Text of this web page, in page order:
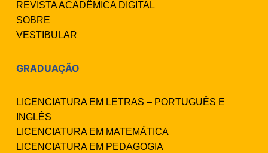
REVISTA ACADÊMICA DIGITAL
SOBRE
VESTIBULAR
GRADUAÇÃO
LICENCIATURA EM LETRAS – PORTUGUÊS E
INGLÊS
LICENCIATURA EM MATEMÁTICA
LICENCIATURA EM PEDAGOGIA